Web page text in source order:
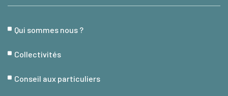
Qui sommes nous ?
Collectivités
Conseil aux particuliers